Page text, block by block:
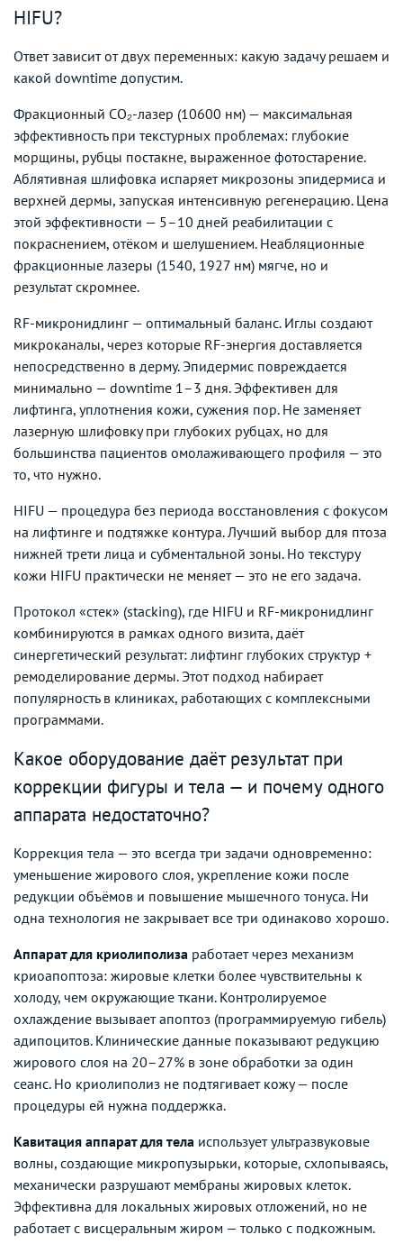
HIFU?
Ответ зависит от двух переменных: какую задачу решаем и
какой downtime допустим.
Фракционный CO₂-лазер (10600 нм) — максимальная
эффективность при текстурных проблемах: глубокие
морщины, рубцы постакне, выраженное фотостарение.
Аблятивная шлифовка испаряет микрозоны эпидермиса и
верхней дермы, запуская интенсивную регенерацию. Цена
этой эффективности — 5–10 дней реабилитации с
покраснением, отёком и шелушением. Неабляционные
фракционные лазеры (1540, 1927 нм) мягче, но и
результат скромнее.
RF-микронидлинг — оптимальный баланс. Иглы создают
микроканалы, через которые RF-энергия доставляется
непосредственно в дерму. Эпидермис повреждается
минимально — downtime 1–3 дня. Эффективен для
лифтинга, уплотнения кожи, сужения пор. Не заменяет
лазерную шлифовку при глубоких рубцах, но для
большинства пациентов омолаживающего профиля — это
то, что нужно.
HIFU — процедура без периода восстановления с фокусом
на лифтинге и подтяжке контура. Лучший выбор для птоза
нижней трети лица и субментальной зоны. Но текстуру
кожи HIFU практически не меняет — это не его задача.
Протокол «стек» (stacking), где HIFU и RF-микронидлинг
комбинируются в рамках одного визита, даёт
синергетический результат: лифтинг глубоких структур +
ремоделирование дермы. Этот подход набирает
популярность в клиниках, работающих с комплексными
программами.
Какое оборудование даёт результат при
коррекции фигуры и тела — и почему одного
аппарата недостаточно?
Коррекция тела — это всегда три задачи одновременно:
уменьшение жирового слоя, укрепление кожи после
редукции объёмов и повышение мышечного тонуса. Ни
одна технология не закрывает все три одинаково хорошо.
Аппарат для криолиполиза работает через механизм
криоапоптоза: жировые клетки более чувствительны к
холоду, чем окружающие ткани. Контролируемое
охлаждение вызывает апоптоз (программируемую гибель)
адипоцитов. Клинические данные показывают редукцию
жирового слоя на 20–27% в зоне обработки за один
сеанс. Но криолиполиз не подтягивает кожу — после
процедуры ей нужна поддержка.
Кавитация аппарат для тела использует ультразвуковые
волны, создающие микропузырьки, которые, схлопываясь,
механически разрушают мембраны жировых клеток.
Эффективна для локальных жировых отложений, но не
работает с висцеральным жиром — только с подкожным.